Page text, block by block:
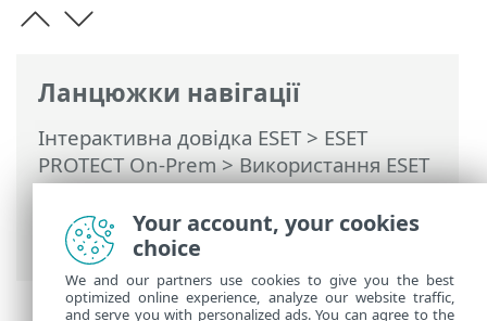
Ланцюжки навігації
Інтерактивна довідка ESET> ESET
PROTECT On-Prem>Використання ESET
PROTECT On-Prem>ESET PROTECT On-
Prem Головне меню>Завдання>
Огляд завдань> Піктограма статусу
Your account, your cookies
choice
We and our partners use cookies to give you the best
optimized online experience, analyze our website traffic,
and serve you with personalized ads. You can agree to the